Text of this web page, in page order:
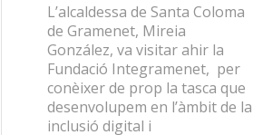
L’alcaldessa de Santa Coloma
de Gramenet, Mireia
González, va visitar ahir la
Fundació Integramenet, per
conèixer de prop la tasca que
desenvolupem en l’àmbit de la
inclusió digital i